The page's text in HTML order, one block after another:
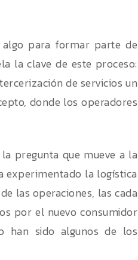
algo para formar parte de
la clave de este proceso:
de servicios un
donde los operadores
pregunta que mueve a la
experimentado la logística
las operaciones, las cada
por el nuevo consumidor
han sido algunos de los